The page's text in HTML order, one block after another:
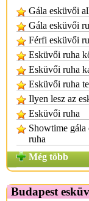
Gála esküvői
Gála esküvői
Férfi esküvői
Esküvői ruha
Esküvői ruha
Esküvői ruha
Ilyen lesz az
Esküvői ruha
Showtime gála
ruha
Még több
Budapest